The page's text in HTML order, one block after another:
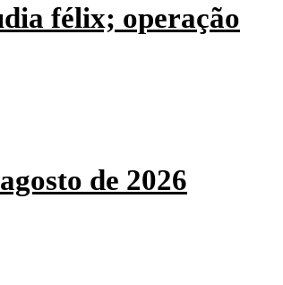
félix; operação
de 2026